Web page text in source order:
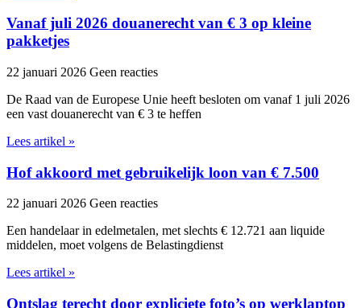
Vanaf juli 2026 douanerecht van € 3 op kleine
pakketjes
22 januari 2026 Geen reacties
De Raad van de Europese Unie heeft besloten om vanaf 1 juli 2026
een vast douanerecht van € 3 te heffen
Lees artikel »
Hof akkoord met gebruikelijk loon van € 7.500
22 januari 2026 Geen reacties
Een handelaar in edelmetalen, met slechts € 12.721 aan liquide
middelen, moet volgens de Belastingdienst
Lees artikel »
Ontslag terecht door expliciete foto’s op werklaptop